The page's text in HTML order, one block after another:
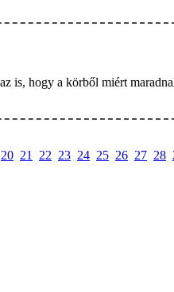
is, hogy a körből miért
20 21 22 23 24 25 26 27 28